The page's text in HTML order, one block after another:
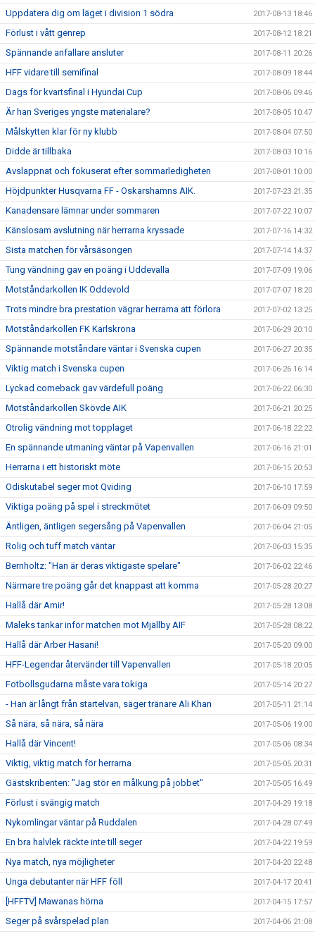
Uppdatera dig om läget i division 1 södra 2017-08-13 18:46
Förlust i vått genrep 2017-08-12 18:21
Spännande anfallare ansluter 2017-08-11 20:26
HFF vidare till semifinal 2017-08-09 18:44
Dags för kvartsfinal i Hyundai Cup 2017-08-06 09:46
Är han Sveriges yngste materialare? 2017-08-05 10:47
Målskytten klar för ny klubb 2017-08-04 07:50
Didde är tillbaka 2017-08-03 10:16
Avslappnat och fokuserat efter sommarledigheten 2017-08-01 10:00
Höjdpunkter Husqvarna FF - Oskarshamns AIK. 2017-07-23 21:35
Kanadensare lämnar under sommaren 2017-07-22 10:07
Känslosam avslutning när herrarna kryssade 2017-07-16 14:32
Sista matchen för vårsäsongen 2017-07-14 14:37
Tung vändning gav en poäng i Uddevalla 2017-07-09 19:06
Motståndarkollen IK Oddevold 2017-07-07 18:20
Trots mindre bra prestation vägrar herrarna att förlora 2017-07-02 13:25
Motståndarkollen FK Karlskrona 2017-06-29 20:10
Spännande motståndare väntar i Svenska cupen 2017-06-27 20:35
Viktig match i Svenska cupen 2017-06-26 16:14
Lyckad comeback gav värdefull poäng 2017-06-22 06:30
Motståndarkollen Skövde AIK 2017-06-21 20:25
Otrolig vändning mot topplaget 2017-06-18 22:22
En spännande utmaning väntar på Vapenvallen 2017-06-16 21:01
Herrarna i ett historiskt möte 2017-06-15 20:53
Odiskutabel seger mot Qviding 2017-06-10 17:59
Viktiga poäng på spel i streckmötet 2017-06-09 09:50
Äntligen, äntligen segersång på Vapenvallen 2017-06-04 21:05
Rolig och tuff match väntar 2017-06-03 15:35
Bernholtz: "Han är deras viktigaste spelare" 2017-06-02 22:46
Närmare tre poäng går det knappast att komma 2017-05-28 20:27
Hallå där Amir! 2017-05-28 13:08
Maleks tankar inför matchen mot Mjällby AIF 2017-05-28 08:22
Hallå där Arber Hasani! 2017-05-20 09:00
HFF-Legendar återvänder till Vapenvallen 2017-05-18 20:05
Fotbollsgudarna måste vara tokiga 2017-05-14 20:27
- Han är långt från startelvan, säger tränare Ali Khan 2017-05-11 21:14
Så nära, så nära, så nära 2017-05-06 19:00
Hallå där Vincent! 2017-05-06 08:34
Viktig, viktig match för herrarna 2017-05-05 20:31
Gästskribenten: "Jag stör en målkung på jobbet" 2017-05-05 16:49
Förlust i svängig match 2017-04-29 19:18
Nykomlingar väntar på Ruddalen 2017-04-28 07:49
En bra halvlek räckte inte till seger 2017-04-22 19:59
Nya match, nya möjligheter 2017-04-20 22:48
Unga debutanter när HFF föll 2017-04-17 20:41
[HFFTV] Mawanas hörna 2017-04-15 17:57
Seger på svårspelad plan 2017-04-06 21:08